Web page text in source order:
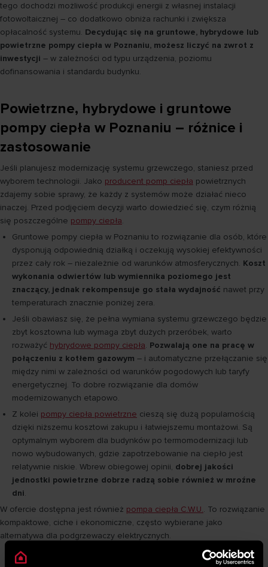
tego dochodzi możliwość produkcji energii z własnej instalacji
fotowoltaicznej – co dodatkowo obniża rachunki i zwiększa
opłacalność systemu. Decydując się na gruntowe, hybrydowe lub
powietrzne pompy ciepła w Poznaniu, możesz liczyć na zwrot z
inwestycji – w zależności od typu urządzenia, poziomu
dofinansowania i standardu budynku.
Powietrzne, hybrydowe i gruntowe
pompy ciepła w Poznaniu – różnice i
zastosowanie
Jeśli planujesz modernizację systemu grzewczego, staniesz przed
wyborem technologii. Jako producent pomp ciepła powietrznych
zdajemy sobie sprawy, że każdy z systemów może działać nieco
inaczej. Przed podjęciem decyzji warto dowiedzieć się, czym różnią
się poszczególne pompy ciepła.
Gruntowe pompy ciepła w Poznaniu to rozwiązanie dla osób, które
dysponują odpowiednią działką i oczekują wysokiej efektywności
przez cały rok – niezależnie od warunków atmosferycznych. Koszt
wykonania odwiertów lub wymiennika poziomego jest
znaczący, jednak rekompensuje go stała wydajność nawet przy
temperaturach znacznie poniżej zera.
Jeśli obawiasz się, że pełna wymiana systemu grzewczego będzie
zbyt kosztowna lub wymaga zbyt dużych przeróbek, warto
rozważyć hybrydowe pompy ciepła. Pozwalają one na pracę w
połączeniu z kotłem gazowym – i automatyczne przełączanie się
między nimi w zależności od warunków pogodowych lub taryfy
energetycznej. To dobre rozwiązanie dla domów
modernizowanych etapowo.
Z kolei pompy ciepła powietrzne cieszą się dużą popularnością
dzięki niższemu kosztowi zakupu i łatwiejszemu montażowi. Są
optymalnym wyborem dla budynków po termomodernizacji lub
nowo wybudowanych, gdzie zapotrzebowanie na ciepło jest
relatywnie niskie. Wbrew obiegowej opinii, dobrej jakości
jednostki powietrzne dobrze radzą sobie również w mroźne
dni.
W ofercie dostępna jest również pompa ciepła C.W.U.. To rozwiązanie
kompaktowe, ciche i ekonomiczne, często wybierane jako
alternatywa dla podgrzewaczy elektrycznych.